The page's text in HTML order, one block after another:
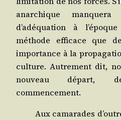
anar­chique
d’adéquation à
méthode effi­cace que
impor­tance à la
culture. Autre­ment dit,
nou­veau départ,
commencement.
Aux cama­rades